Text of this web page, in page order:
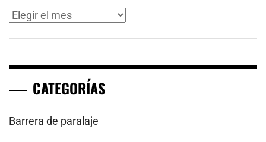
Archivos
CATEGORÍAS
Barrera de paralaje